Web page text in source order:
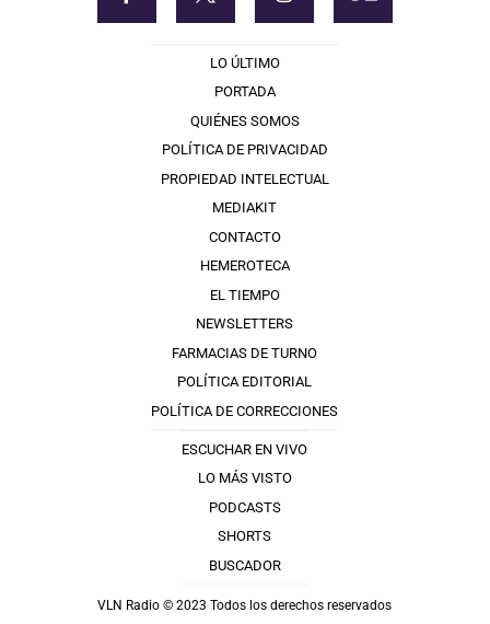
LO ÚLTIMO
PORTADA
QUIÉNES SOMOS
POLÍTICA DE PRIVACIDAD
PROPIEDAD INTELECTUAL
MEDIAKIT
CONTACTO
HEMEROTECA
EL TIEMPO
NEWSLETTERS
FARMACIAS DE TURNO
POLÍTICA EDITORIAL
POLÍTICA DE CORRECCIONES
ESCUCHAR EN VIVO
LO MÁS VISTO
PODCASTS
SHORTS
BUSCADOR
VLN Radio © 2023 Todos los derechos reservados